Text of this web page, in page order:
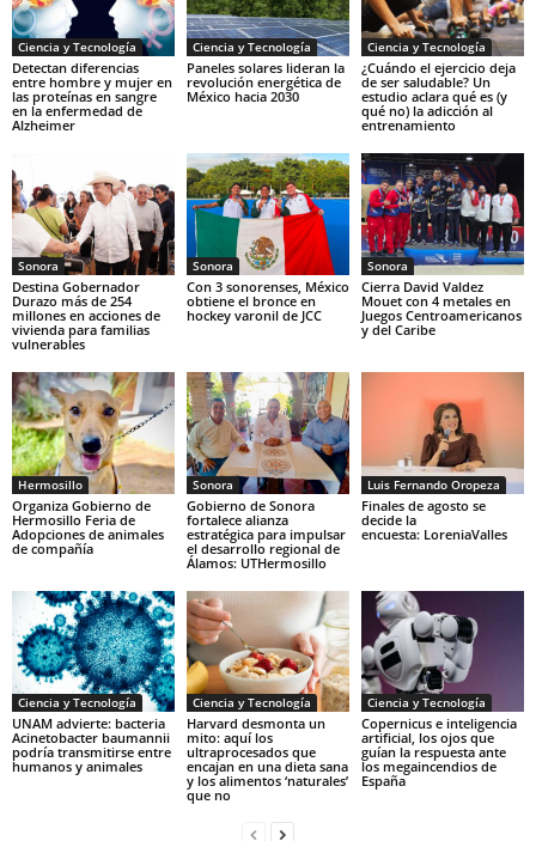
Ciencia y Tecnología
Detectan diferencias
entre hombre y mujer en
las proteínas en sangre
en la enfermedad de
Alzheimer
Ciencia y Tecnología
Paneles solares lideran la
revolución energética de
México hacia 2030
Ciencia y Tecnología
¿Cuándo el ejercicio deja
de ser saludable? Un
estudio aclara qué es (y
qué no) la adicción al
entrenamiento
Sonora
Destina Gobernador
Durazo más de 254
millones en acciones de
vivienda para familias
vulnerables
Sonora
Con 3 sonorenses, México
obtiene el bronce en
hockey varonil de JCC
Sonora
Cierra David Valdez
Mouet con 4 metales en
Juegos Centroamericanos
y del Caribe
Hermosillo
Organiza Gobierno de
Hermosillo Feria de
Adopciones de animales
de compañía
Sonora
Gobierno de Sonora
fortalece alianza
estratégica para impulsar
el desarrollo regional de
Álamos: UTHermosillo
Luis Fernando Oropeza
Finales de agosto se
decide la
encuesta: LoreniaValles
Ciencia y Tecnología
UNAM advierte: bacteria
Acinetobacter baumannii
podría transmitirse entre
humanos y animales
Ciencia y Tecnología
Harvard desmonta un
mito: aquí los
ultraprocesados que
encajan en una dieta sana
y los alimentos ‘naturales’
que no
Ciencia y Tecnología
Copernicus e inteligencia
artificial, los ojos que
guían la respuesta ante
los megaincendios de
España